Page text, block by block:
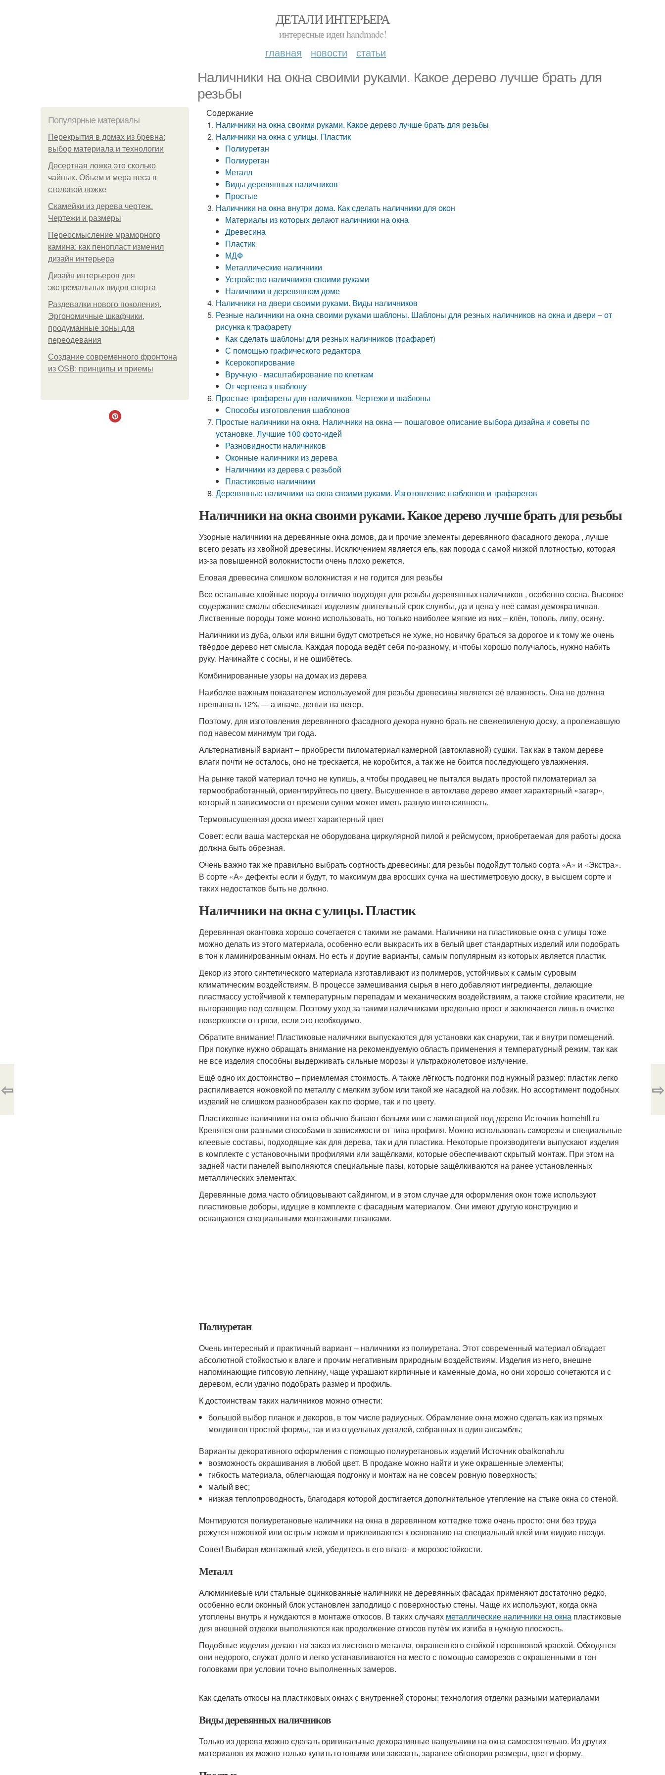
ДЕТАЛИ ИНТЕРЬЕРА
интересные идеи handmade!
главная новости статьи
Наличники на окна своими руками. Какое дерево лучше брать для
резьбы
Популярные материалы
Перекрытия в домах из бревна:
выбор материала и технологии
Десертная ложка это сколько
чайных. Объем и мера веса в
столовой ложке
Скамейки из дерева чертеж.
Чертежи и размеры
Переосмысление мраморного
камина: как пенопласт изменил
дизайн интерьера
Дизайн интерьеров для
экстремальных видов спорта
Раздевалки нового поколения.
Эргономичные шкафчики,
продуманные зоны для
переодевания
Создание современного фронтона
из OSB: принципы и приемы
Содержание
Наличники на окна своими руками. Какое дерево лучше брать для резьбы
Наличники на окна с улицы. Пластик
Полиуретан
Полиуретан
Металл
Виды деревянных наличников
Простые
Наличники на окна внутри дома. Как сделать наличники для окон
Материалы из которых делают наличники на окна
Древесина
Пластик
МДФ
Металлические наличники
Устройство наличников своими руками
Наличники в деревянном доме
Наличники на двери своими руками. Виды наличников
Резные наличники на окна своими руками шаблоны. Шаблоны для резных наличников на окна и двери – от
рисунка к трафарету
Как сделать шаблоны для резных наличников (трафарет)
С помощью графического редактора
Ксерокопирование
Вручную - масштабирование по клеткам
От чертежа к шаблону
Простые трафареты для наличников. Чертежи и шаблоны
Способы изготовления шаблонов
Простые наличники на окна. Наличники на окна — пошаговое описание выбора дизайна и советы по
установке. Лучшие 100 фото-идей
Разновидности наличников
Оконные наличники из дерева
Наличники из дерева с резьбой
Пластиковые наличники
Деревянные наличники на окна своими руками. Изготовление шаблонов и трафаретов
Наличники на окна своими руками. Какое дерево лучше брать для резьбы
Узорные наличники на деревянные окна домов, да и прочие элементы деревянного фасадного декора , лучше
всего резать из хвойной древесины. Исключением является ель, как порода с самой низкой плотностью, которая
из-за повышенной волокнистости очень плохо режется.
Еловая древесина слишком волокнистая и не годится для резьбы
Все остальные хвойные породы отлично подходят для резьбы деревянных наличников , особенно сосна. Высокое
содержание смолы обеспечивает изделиям длительный срок службы, да и цена у неё самая демократичная.
Лиственные породы тоже можно использовать, но только наиболее мягкие из них – клён, тополь, липу, осину.
Наличники из дуба, ольхи или вишни будут смотреться не хуже, но новичку браться за дорогое и к тому же очень
твёрдое дерево нет смысла. Каждая порода ведёт себя по-разному, и чтобы хорошо получалось, нужно набить
руку. Начинайте с сосны, и не ошибётесь.
Комбинированные узоры на домах из дерева
Наиболее важным показателем используемой для резьбы древесины является её влажность. Она не должна
превышать 12% — а иначе, деньги на ветер.
Поэтому, для изготовления деревянного фасадного декора нужно брать не свежепиленую доску, а пролежавшую
под навесом минимум три года.
Альтернативный вариант – приобрести пиломатериал камерной (автоклавной) сушки. Так как в таком дереве
влаги почти не осталось, оно не трескается, не коробится, а так же не боится последующего увлажнения.
На рынке такой материал точно не купишь, а чтобы продавец не пытался выдать простой пиломатериал за
термообработанный, ориентируйтесь по цвету. Высушенное в автоклаве дерево имеет характерный «загар»,
который в зависимости от времени сушки может иметь разную интенсивность.
Термовысушенная доска имеет характерный цвет
Совет: если ваша мастерская не оборудована циркулярной пилой и рейсмусом, приобретаемая для работы доска
должна быть обрезная.
Очень важно так же правильно выбрать сортность древесины: для резьбы подойдут только сорта «А» и «Экстра».
В сорте «А» дефекты если и будут, то максимум два вросших сучка на шестиметровую доску, в высшем сорте и
таких недостатков быть не должно.
Наличники на окна с улицы. Пластик
Деревянная окантовка хорошо сочетается с такими же рамами. Наличники на пластиковые окна с улицы тоже
можно делать из этого материала, особенно если выкрасить их в белый цвет стандартных изделий или подобрать
в тон к ламинированным окнам. Но есть и другие варианты, самым популярным из которых является пластик.
Декор из этого синтетического материала изготавливают из полимеров, устойчивых к самым суровым
климатическим воздействиям. В процессе замешивания сырья в него добавляют ингредиенты, делающие
пластмассу устойчивой к температурным перепадам и механическим воздействиям, а также стойкие красители, не
выгорающие под солнцем. Поэтому уход за такими наличниками предельно прост и заключается лишь в очистке
поверхности от грязи, если это необходимо.
Обратите внимание! Пластиковые наличники выпускаются для установки как снаружи, так и внутри помещений.
При покупке нужно обращать внимание на рекомендуемую область применения и температурный режим, так как
не все изделия способны выдерживать сильные морозы и ультрафиолетовое излучение.
Ещё одно их достоинство – приемлемая стоимость. А также лёгкость подгонки под нужный размер: пластик легко
распиливается ножовкой по металлу с мелким зубом или такой же насадкой на лобзик. Но ассортимент подобных
изделий не слишком разнообразен как по форме, так и по цвету.
Пластиковые наличники на окна обычно бывают белыми или с ламинацией под дерево Источник homehill.ru
Крепятся они разными способами в зависимости от типа профиля. Можно использовать саморезы и специальные
клеевые составы, подходящие как для дерева, так и для пластика. Некоторые производители выпускают изделия
в комплекте с установочными профилями или защёлками, которые обеспечивают скрытый монтаж. При этом на
задней части панелей выполняются специальные пазы, которые защёлкиваются на ранее установленных
металлических элементах.
Деревянные дома часто облицовывают сайдингом, и в этом случае для оформления окон тоже используют
пластиковые доборы, идущие в комплекте с фасадным материалом. Они имеют другую конструкцию и
оснащаются специальными монтажными планками.
Полиуретан
Очень интересный и практичный вариант – наличники из полиуретана. Этот современный материал обладает
абсолютной стойкостью к влаге и прочим негативным природным воздействиям. Изделия из него, внешне
напоминающие гипсовую лепнину, чаще украшают кирпичные и каменные дома, но они хорошо сочетаются и с
деревом, если удачно подобрать размер и профиль.
К достоинствам таких наличников можно отнести:
большой выбор планок и декоров, в том числе радиусных. Обрамление окна можно сделать как из прямых
молдингов простой формы, так и из отдельных деталей, собранных в один ансамбль;
Варианты декоративного оформления с помощью полиуретановых изделий Источник obalkonah.ru
возможность окрашивания в любой цвет. В продаже можно найти и уже окрашенные элементы;
гибкость материала, облегчающая подгонку и монтаж на не совсем ровную поверхность;
малый вес;
низкая теплопроводность, благодаря которой достигается дополнительное утепление на стыке окна со стеной.
Монтируются полиуретановые наличники на окна в деревянном коттедже тоже очень просто: они без труда
режутся ножовкой или острым ножом и приклеиваются к основанию на специальный клей или жидкие гвозди.
Совет! Выбирая монтажный клей, убедитесь в его влаго- и морозостойкости.
Металл
Алюминиевые или стальные оцинкованные наличники не деревянных фасадах применяют достаточно редко,
особенно если оконный блок установлен заподлицо с поверхностью стены. Чаще их используют, когда окна
утоплены внутрь и нуждаются в монтаже откосов. В таких случаях металлические наличники на окна пластиковые
для внешней отделки выполняются как продолжение откосов путём их изгиба в нужную плоскость.
Подобные изделия делают на заказ из листового металла, окрашенного стойкой порошковой краской. Обходятся
они недорого, служат долго и легко устанавливаются на место с помощью саморезов с окрашенными в тон
головками при условии точно выполненных замеров.
Как сделать откосы на пластиковых окнах с внутренней стороны: технология отделки разными материалами
Виды деревянных наличников
Только из дерева можно сделать оригинальные декоративные нащельники на окна самостоятельно. Из других
материалов их можно только купить готовыми или заказать, заранее обговорив размеры, цвет и форму.
⇦ ⇨